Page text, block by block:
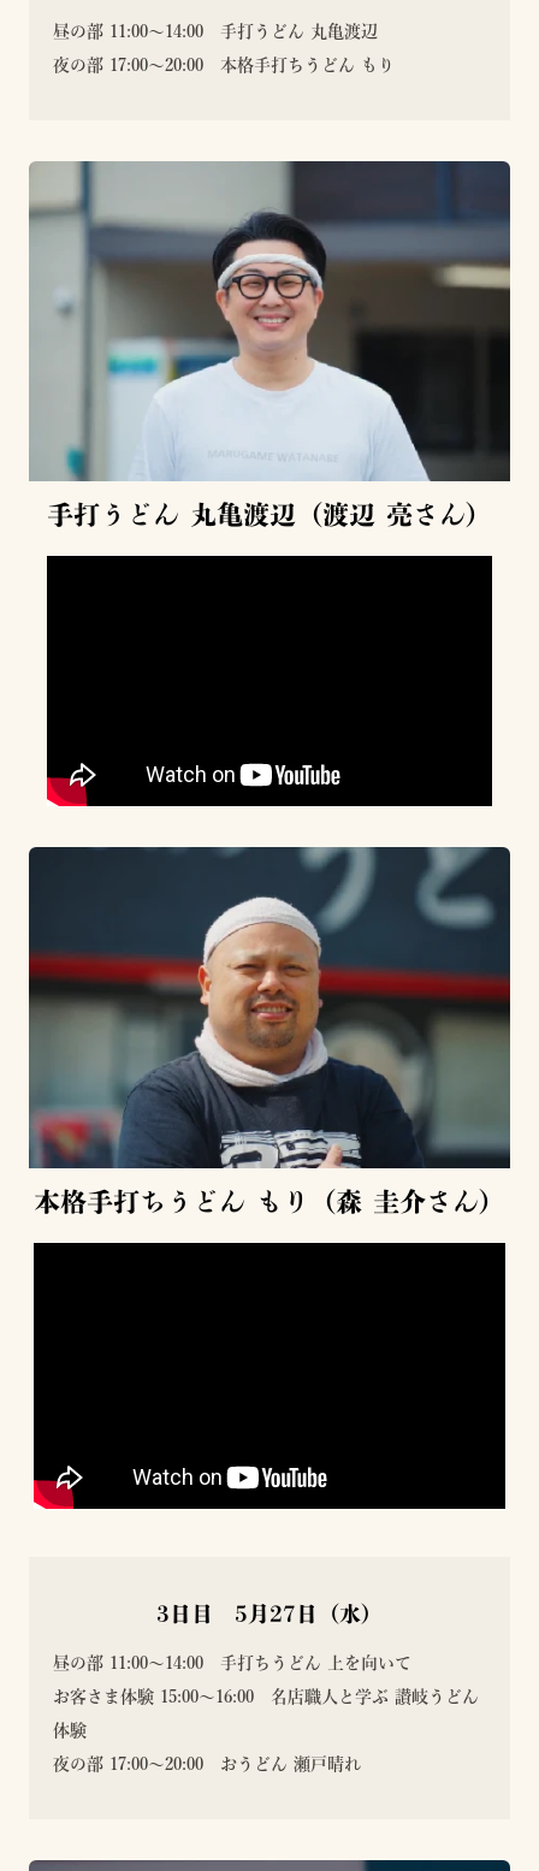
昼の部 11:00〜14:00 手打うどん 丸亀渡辺
夜の部 17:00〜20:00 本格手打ちうどん もり
手打うどん 丸亀渡辺（渡辺 亮さん）
本格手打ちうどん もり（森 圭介さん）
3日目 5月27日（水）
昼の部 11:00〜14:00 手打ちうどん 上を向いて
お客さま体験 15:00～16:00 名店職人と学ぶ 讃岐うどん
体験
夜の部 17:00〜20:00 おうどん 瀬戸晴れ